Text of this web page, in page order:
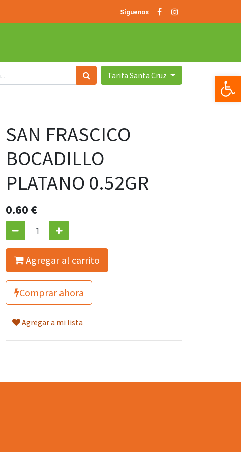
Síguenos
Tarifa Santa Cruz
SAN FRASCICO
BOCADILLO
PLATANO 0.52GR
0.60 €
Agregar al carrito
Comprar ahora
Agregar a mi lista